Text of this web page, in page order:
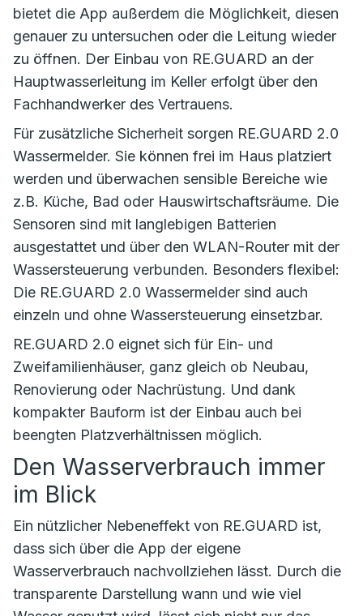
bietet die App außerdem die Möglichkeit, diesen
genauer zu untersuchen oder die Leitung wieder
zu öffnen. Der Einbau von RE.GUARD an der
Hauptwasserleitung im Keller erfolgt über den
Fachhandwerker des Vertrauens.
Für zusätzliche Sicherheit sorgen RE.GUARD 2.0
Wassermelder. Sie können frei im Haus platziert
werden und überwachen sensible Bereiche wie
z.B. Küche, Bad oder Hauswirtschaftsräume. Die
Sensoren sind mit langlebigen Batterien
ausgestattet und über den WLAN-Router mit der
Wassersteuerung verbunden. Besonders flexibel:
Die RE.GUARD 2.0 Wassermelder sind auch
einzeln und ohne Wassersteuerung einsetzbar.
RE.GUARD 2.0 eignet sich für Ein- und
Zweifamilienhäuser, ganz gleich ob Neubau,
Renovierung oder Nachrüstung. Und dank
kompakter Bauform ist der Einbau auch bei
beengten Platzverhältnissen möglich.
Den Wasserverbrauch immer
im Blick
Ein nützlicher Nebeneffekt von RE.GUARD ist,
dass sich über die App der eigene
Wasserverbrauch nachvollziehen lässt. Durch die
transparente Darstellung wann und wie viel